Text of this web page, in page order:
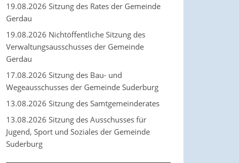
19.08.2026 Sitzung des Rates der Gemeinde
Gerdau
19.08.2026 Nichtöffentliche Sitzung des
Verwaltungsausschusses der Gemeinde
Gerdau
17.08.2026 Sitzung des Bau- und
Wegeausschusses der Gemeinde Suderburg
13.08.2026 Sitzung des Samtgemeinderates
13.08.2026 Sitzung des Ausschusses für
Jugend, Sport und Soziales der Gemeinde
Suderburg